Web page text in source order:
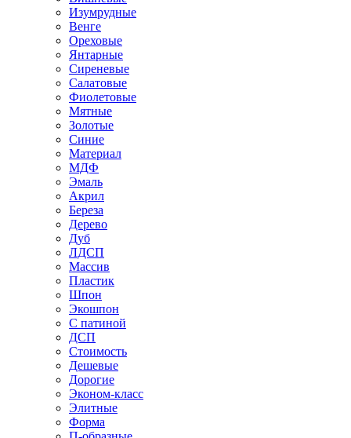
Изумрудные
Венге
Ореховые
Янтарные
Сиреневые
Салатовые
Фиолетовые
Мятные
Золотые
Синие
Материал
МДФ
Эмаль
Акрил
Береза
Дерево
Дуб
ЛДСП
Массив
Пластик
Шпон
Экошпон
С патиной
ДСП
Стоимость
Дешевые
Дорогие
Эконом-класс
Элитные
Форма